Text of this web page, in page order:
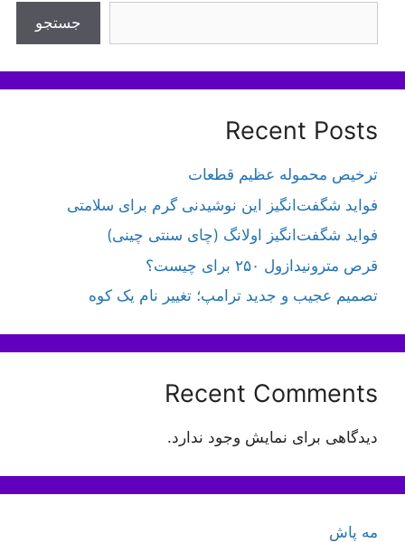
جستجو
Recent Posts
ترخیص محموله عظیم قطعات
فواید شگفت‌انگیز این نوشیدنی گرم برای سلامتی
فواید شگفت‌انگیز اولانگ (چای سنتی چینی)
قرص مترونیدازول ۲۵۰ برای چیست؟
تصمیم عجیب و جدید ترامپ؛ تغییر نام یک کوه
Recent Comments
دیدگاهی برای نمایش وجود ندارد.
مه پاش